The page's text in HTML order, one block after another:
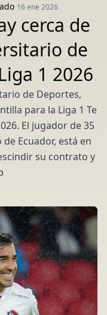
16 ene 2026
cerca de
de
1 2026
de Deportes,
para la Liga 1 Te
El jugador de 35
Ecuador, está en
su contrato y